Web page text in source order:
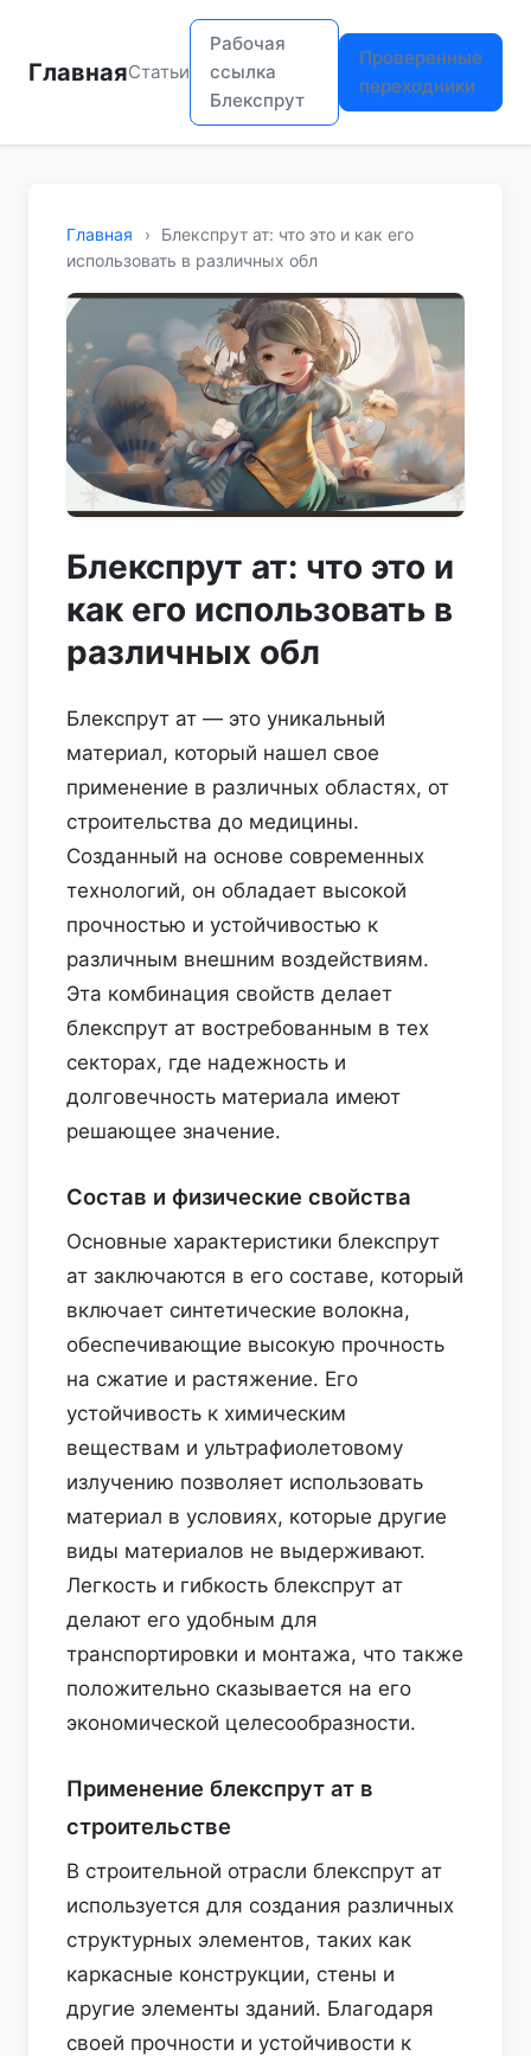
ГлавнаяСтатьи
Рабочая
ссылка
Блекспрут
Проверенные
переходники
Главная ›
Блекспрут ат: что это и как его
использовать в различных обл
Блекспрут ат: что это и
как его использовать в
различных обл
Блекспрут ат — это уникальный
материал, который нашел свое
применение в различных областях, от
строительства до медицины.
Созданный на основе современных
технологий, он обладает высокой
прочностью и устойчивостью к
различным внешним воздействиям.
Эта комбинация свойств делает
блекспрут ат востребованным в тех
секторах, где надежность и
долговечность материала имеют
решающее значение.
Состав и физические свойства
Основные характеристики блекспрут
ат заключаются в его составе, который
включает синтетические волокна,
обеспечивающие высокую прочность
на сжатие и растяжение. Его
устойчивость к химическим
веществам и ультрафиолетовому
излучению позволяет использовать
материал в условиях, которые другие
виды материалов не выдерживают.
Легкость и гибкость блекспрут ат
делают его удобным для
транспортировки и монтажа, что также
положительно сказывается на его
экономической целесообразности.
Применение блекспрут ат в
строительстве
В строительной отрасли блекспрут ат
используется для создания различных
структурных элементов, таких как
каркасные конструкции, стены и
другие элементы зданий. Благодаря
своей прочности и устойчивости к